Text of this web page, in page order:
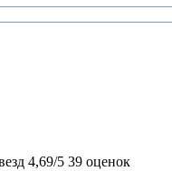
4,69/5 39 оценок